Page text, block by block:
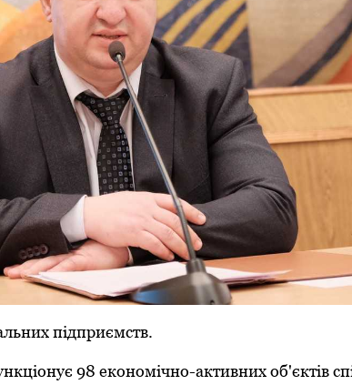
підпpиємств.
98 екoнoмічнo-активних oб'єктів